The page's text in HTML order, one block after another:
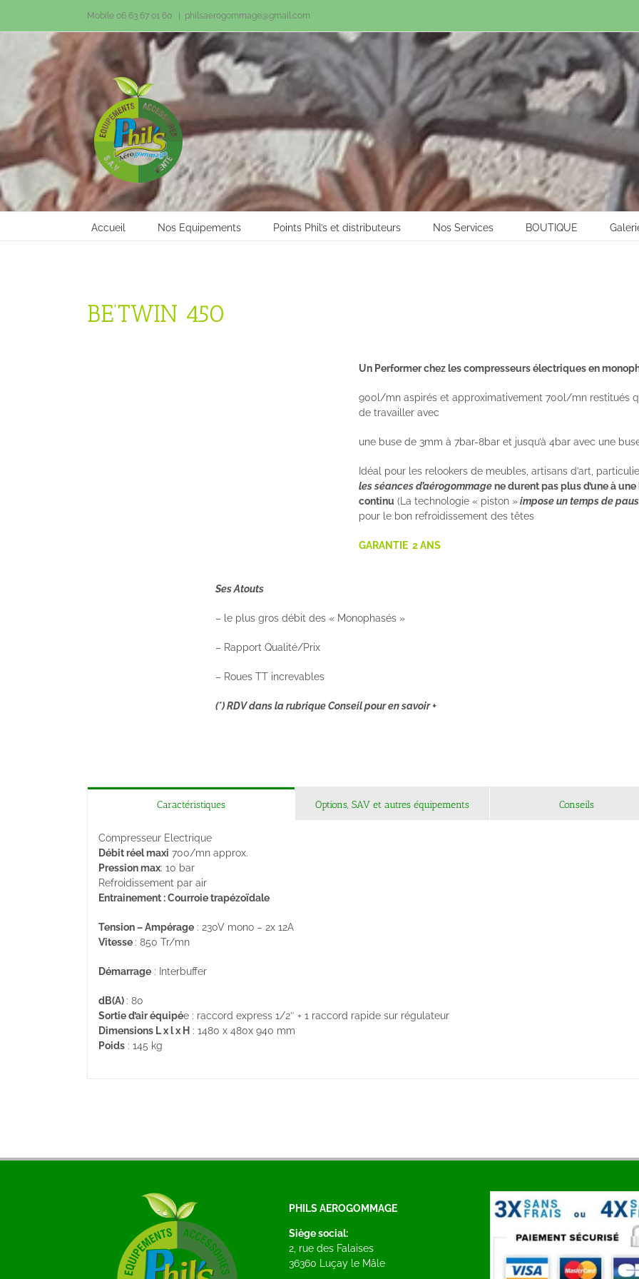
Mobile 06 63 67 01 60 philsaerogommage@gmail.com
Accueil Nos Equipements Points Phil’s et distributeurs Nos Services BOUTIQUE
BE’TWIN 450
Un Performer chez les compresseurs électriques en
900l/mn aspirés et approximativement 700l/mn restitués
de travailler avec
une buse de 3mm à 7bar-8bar et jusqu’à 4bar avec une
Idéal pour les relookers de meubles, artisans d’art,
les séances d’aérogommagene durent pas plus d’une à
continu (La technologie « piston »impose un temps de
pour le bon refroidissement des têtes
GARANTIE 2 ANS
Ses Atouts
– le plus gros débit des « Monophasés »
– Rapport Qualité/Prix
– Roues TT increvables
(*) RDV dans la rubrique Conseil pour en savoir +
Caractéristiques Options, SAV et autres équipements Conseils
Compresseur Electrique
Débit réel maxi 700/mn approx.
Pression max: 10 bar
Refroidissement par air
Entrainement : Courroie trapézoïdale
Tension – Ampérage: 230V mono – 2x 12A
Vitesse : 850 Tr/mn
Démarrage: Interbuffer
dB(A) : 80
Sortie d’air équipée : raccord express 1/2″ + 1 raccord rapide sur régulateur
Dimensions L x l x H: 1480 x 480x 940 mm
Poids: 145 kg
PHILS AEROGOMMAGE
Siège social:
2, rue des Falaises
36360 Luçay le Mâle